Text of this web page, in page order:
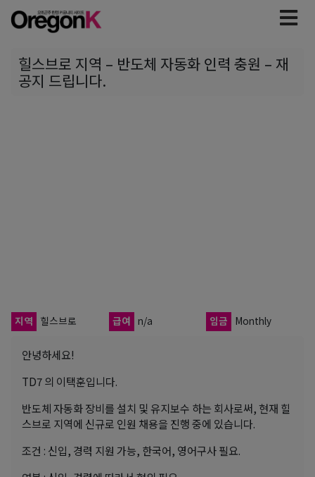
힐스브로 지역 – 반도체 자동화 인력 충원 – 재
공지 드립니다.
지역 힐스브로 급여 n/a 임금 Monthly
안녕하세요!
TD7 의 이택훈입니다.
반도체 자동화 장비를 설치 및 유지보수 하는 회사로써, 현재 힐
스브로 지역에 신규로 인원 채용을 진행 중에 있습니다.
조건 : 신입, 경력 지원 가능, 한국어, 영어구사 필요.